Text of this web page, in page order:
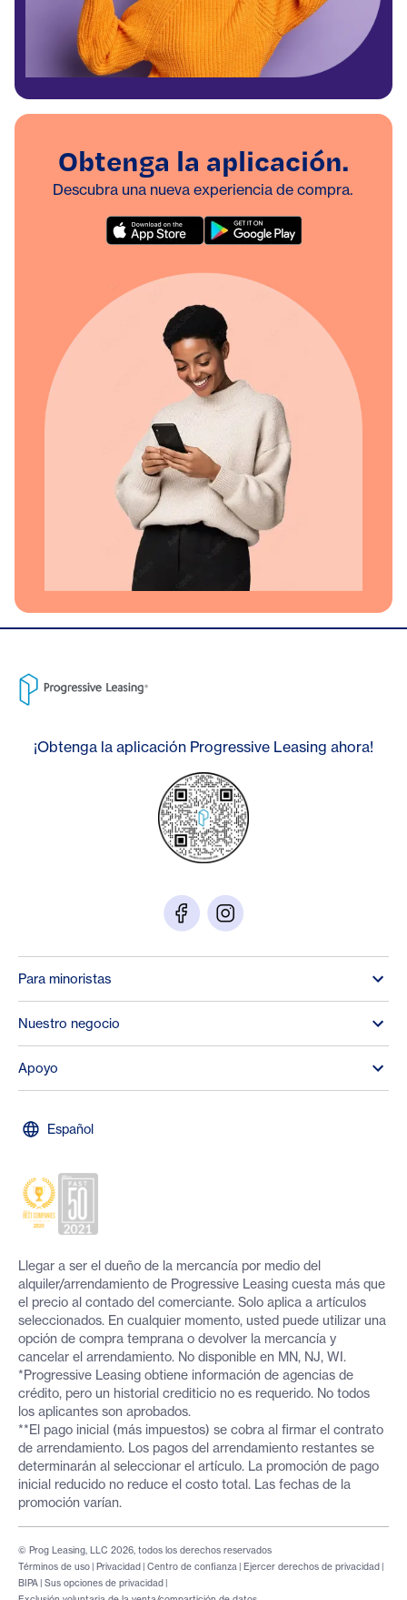
Obtenga la aplicación.
Descubra una nueva experiencia de compra.
¡Obtenga la aplicación Progressive Leasing ahora!
Para minoristas
Nuestro negocio
Apoyo
Español
Llegar a ser el dueño de la mercancía por medio del
alquiler/arrendamiento de Progressive Leasing cuesta más que
el precio al contado del comerciante. Solo aplica a artículos
seleccionados. En cualquier momento, usted puede utilizar una
opción de compra temprana o devolver la mercancía y
cancelar el arrendamiento. No disponible en MN, NJ, WI.
*Progressive Leasing obtiene información de agencias de
crédito, pero un historial crediticio no es requerido. No todos
los aplicantes son aprobados.
**El pago inicial (más impuestos) se cobra al firmar el contrato
de arrendamiento. Los pagos del arrendamiento restantes se
determinarán al seleccionar el artículo. La promoción de pago
inicial reducido no reduce el costo total. Las fechas de la
promoción varían.
Términos de uso | Privacidad | Centro de confianza | Ejercer derechos de privacidad |
BIPA | Sus opciones de privacidad |
© Prog Leasing, LLC 2026, todos los derechos reservados